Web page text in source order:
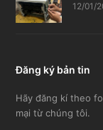
12/01/
Đăng ký bản tin
Hãy đăng kí theo
mại từ chúng tôi.